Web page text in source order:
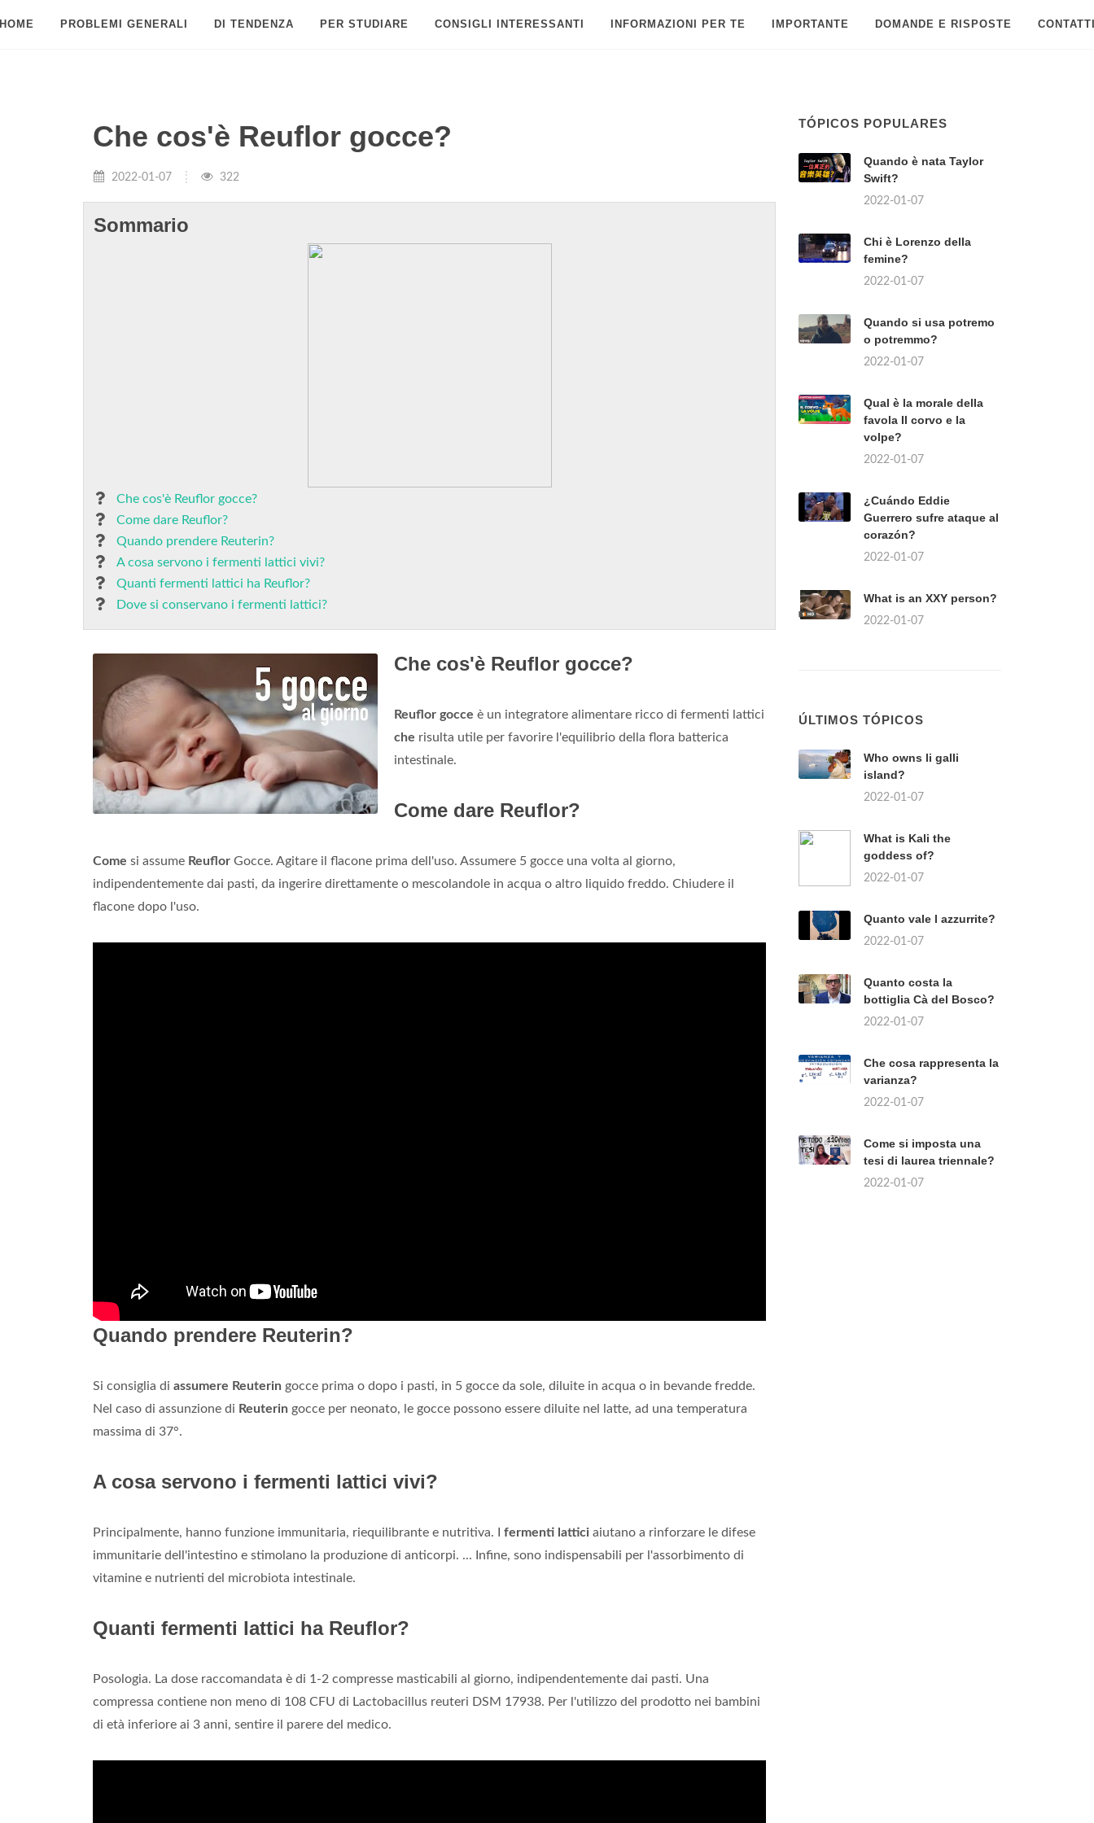
PROBLEMI GENERALI DI TENDENZA PER STUDIARE CONSIGLI INTERESSANTI INFORMAZIONI PER TE IMPORTANTE DOMANDE E RISPOSTE
Che cos'è Reuflor gocce?
2022-01-07 322
Sommario
Che cos'è Reuflor gocce?
Come dare Reuflor?
Quando prendere Reuterin?
A cosa servono i fermenti lattici vivi?
Quanti fermenti lattici ha Reuflor?
Dove si conservano i fermenti lattici?
Che cos'è Reuflor gocce?
Reuflor gocce è un integratore alimentare ricco di fermenti lattici
che risulta utile per favorire l'equilibrio della flora batterica
intestinale.
Come dare Reuflor?
Come si assume Reuflor Gocce. Agitare il flacone prima dell'uso. Assumere 5 gocce una volta al giorno,
indipendentemente dai pasti, da ingerire direttamente o mescolandole in acqua o altro liquido freddo. Chiudere il
flacone dopo l'uso.
Quando prendere Reuterin?
Si consiglia di assumere Reuterin gocce prima o dopo i pasti, in 5 gocce da sole, diluite in acqua o in bevande fredde.
Nel caso di assunzione di Reuterin gocce per neonato, le gocce possono essere diluite nel latte, ad una temperatura
massima di 37°.
A cosa servono i fermenti lattici vivi?
Principalmente, hanno funzione immunitaria, riequilibrante e nutritiva. I fermenti lattici aiutano a rinforzare le difese
immunitarie dell'intestino e stimolano la produzione di anticorpi. ... Infine, sono indispensabili per l'assorbimento di
vitamine e nutrienti del microbiota intestinale.
Quanti fermenti lattici ha Reuflor?
Posologia. La dose raccomandata è di 1-2 compresse masticabili al giorno, indipendentemente dai pasti. Una
compressa contiene non meno di 108 CFU di Lactobacillus reuteri DSM 17938. Per l'utilizzo del prodotto nei bambini
di età inferiore ai 3 anni, sentire il parere del medico.
TÓPICOS POPULARES
Quando è nata Taylor
Swift?
2022-01-07
Chi è Lorenzo della
femine?
2022-01-07
Quando si usa potremo
o potremmo?
2022-01-07
Qual è la morale della
favola Il corvo e la
volpe?
2022-01-07
¿Cuándo Eddie
Guerrero sufre ataque al
corazón?
2022-01-07
What is an XXY person?
2022-01-07
ÚLTIMOS TÓPICOS
Who owns li galli
island?
2022-01-07
What is Kali the
goddess of?
2022-01-07
Quanto vale l azzurrite?
2022-01-07
Quanto costa la
bottiglia Cà del Bosco?
2022-01-07
Che cosa rappresenta la
varianza?
2022-01-07
Come si imposta una
tesi di laurea triennale?
2022-01-07